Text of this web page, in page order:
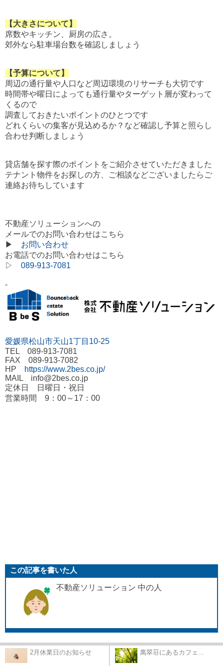
【大きさについて】
席数やキッチン、厨房の広さ。
郊外なら駐車場台数を確認しましょう
【予算について】
周辺の通行量や人口など周辺環境のリサーチも大切です
時間帯や曜日によっても通行量やターゲット層が変わって
くるので
調査しておきたいポイントのひとつです
どれくらいの集客が見込めるか？など確認し予算と照らし
合わせ判断しましょう
貸店舗を探す際のポイントをご紹介させていただきました
テナント物件をお探しの方、ご相談などございましたらご
連絡お待ちしています
不動産ソリューションへの
メールでのお問い合わせはこちら
▶ お問い合わせ
お電話でのお問い合わせはこちら
▷ 089-913-7081
-
愛媛県松山市天山1丁目10-25
TEL 089-913-7081
FAX 089-913-7082
HP
https://www.2bes.co.jp/
MAIL info@2bes.co.jp
定休日 日曜日・祝日
営業時間 9：00～17：00
この記事を書いた人
不動産ソリューション 中の人
2月休業日のお知らせ 萬翠荘にあるカフェ...